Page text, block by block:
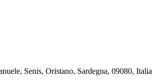
Senis, Oristano, Sardegna, 09080, Italia